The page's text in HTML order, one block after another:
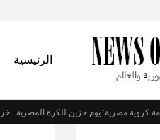
الرئيسية
كروية مصرية: يوم حزين للكرة المصرية..